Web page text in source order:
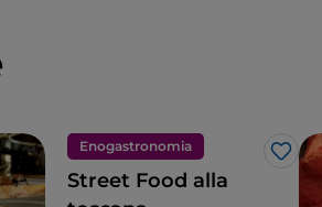
Enogastronomia
Like
Street Food alla